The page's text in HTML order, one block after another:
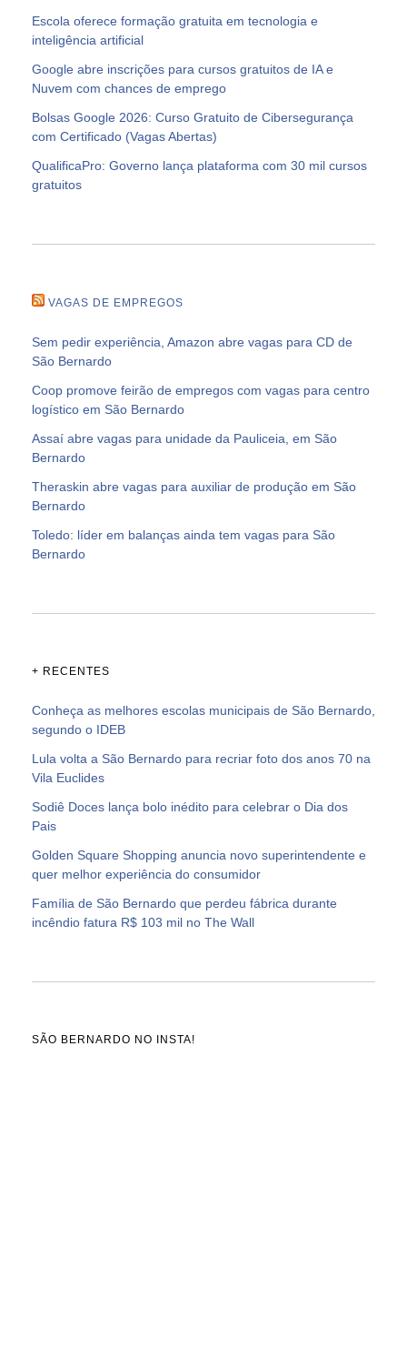
Escola oferece formação gratuita em tecnologia e
inteligência artificial
Google abre inscrições para cursos gratuitos de IA e
Nuvem com chances de emprego
Bolsas Google 2026: Curso Gratuito de Cibersegurança
com Certificado (Vagas Abertas)
QualificaPro: Governo lança plataforma com 30 mil cursos
gratuitos
VAGAS DE EMPREGOS
Sem pedir experiência, Amazon abre vagas para CD de
São Bernardo
Coop promove feirão de empregos com vagas para centro
logístico em São Bernardo
Assaí abre vagas para unidade da Pauliceia, em São
Bernardo
Theraskin abre vagas para auxiliar de produção em São
Bernardo
Toledo: líder em balanças ainda tem vagas para São
Bernardo
+ RECENTES
Conheça as melhores escolas municipais de São Bernardo,
segundo o IDEB
Lula volta a São Bernardo para recriar foto dos anos 70 na
Vila Euclides
Sodiê Doces lança bolo inédito para celebrar o Dia dos
Pais
Golden Square Shopping anuncia novo superintendente e
quer melhor experiência do consumidor
Família de São Bernardo que perdeu fábrica durante
incêndio fatura R$ 103 mil no The Wall
SÃO BERNARDO NO INSTA!